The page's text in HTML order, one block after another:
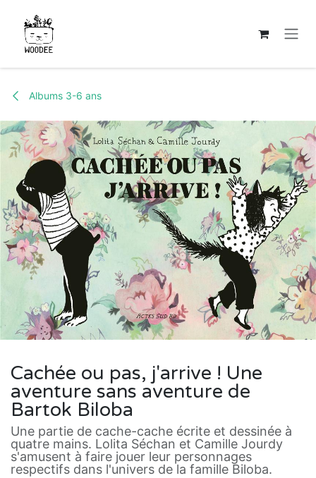
Albums 3-6 ans
Cachée ou pas, j'arrive ! Une
aventure sans aventure de
Bartok Biloba
Une partie de cache-cache écrite et dessinée à
quatre mains. Lolita Séchan et Camille Jourdy
s'amusent à faire jouer leur personnages
respectifs dans l'univers de la famille Biloba.​